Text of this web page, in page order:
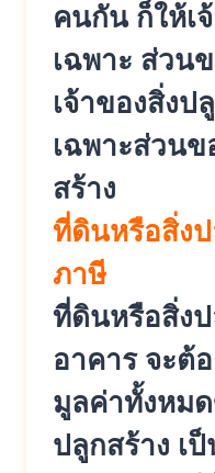
คนกัน ก็ให้เ
เฉพาะ ส่วน
เจ้าของสิ่งป
เฉพาะส่วน
สร้าง
ที่ดินหรือสิ่งป
ภาษี
ที่ดินหรือสิ่ง
อาคาร จะต้
มูลค่าทั้งหม
ปลูกสร้าง เ